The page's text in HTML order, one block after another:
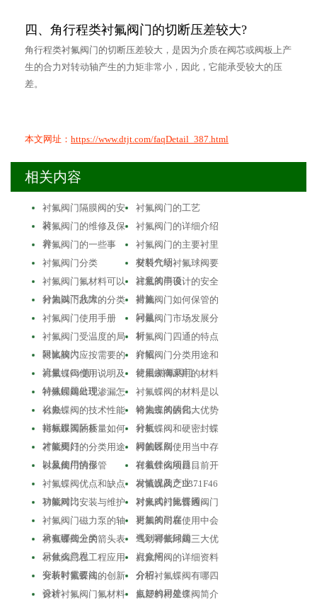
四、角行程类衬氟阀门的切断压差较大?
角行程类衬氟阀门的切断压差较大，是因为介质在阀芯或阀板上产
生的合力对转动轴产生的力矩非常小，因此，它能承受较大的压
差。
本文网址： https://www.dtjt.com/faqDetail_387.html
相关内容
衬氟阀门隔膜阀的安
装
衬氟阀门的工艺
衬氟阀门的维修及保
养
衬氟阀门的详细介绍
衬氟阀门的一些事
衬氟阀门的主要衬里
材料介绍
衬氟阀门分类
安装气动衬氟球阀要
注意的事项
衬氟阀门氟材料可以
分为以下几大…
衬氟阀门设计的安全
措施
衬氟阀门故障的分类
衬氟阀门如何保管的
问题
衬氟阀门使用手册
衬氟阀门市场发展分
析
衬氟阀门受温度的局
限比较大
衬氟阀门四通的特点
介绍
衬氟阀门应按需要的
流量（Cv值）…
衬氟阀门分类用途和
使用,衬氟阀门…
衬氟蝶阀使用说明及
特殊问题处理
衬氟蝶阀采用的材料
衬氟蝶阀出现渗漏怎
么办
衬氟蝶阀的材料是以
铬为主的碳化…
衬氟蝶阀的技术性能
指标跟国际标…
衬氟蝶阀的四大优势
分析
衬氟蝶阀的质量如何
才能更好
衬氟蝶阀和硬密封蝶
阀的区别
衬氟阀门的分类用途
以及使用情形
衬氟蝶阀使用当中存
在着什么问题…
衬氟阀门的保管
衬氟蝶阀项目目前开
发情况及产业…
衬氟蝶阀优点和缺点
功能对比
衬氟蝶阀之D371F46
对夹式衬氟蝶阀…
衬氟阀门安装与维护
衬氟阀门比普通阀门
更加的耐腐
衬氟阀门磁力泵的轴
承有哪些分类
衬氟阀门在使用中会
遇到哪些问题
衬氟蝶阀上的箭头表
示什么意思
气动衬氟球阀三大优
点介绍
衬氟阀门在工程应用
安装时需要注…
衬氟闸阀的详细资料
介绍
分析衬氟蝶阀的创新
设计
分析衬氟蝶阀有哪四
点好的用处？
分析衬氟阀门氟材料
氟塑料衬里蝶阀简介